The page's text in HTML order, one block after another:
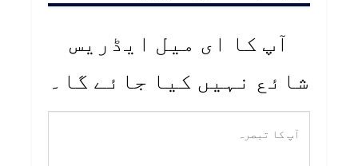
آپ کا ای میل ایڈریس
شائع نہیں کیا جائے گا۔